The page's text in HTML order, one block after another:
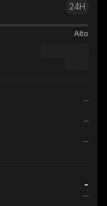
24H
Alto
-